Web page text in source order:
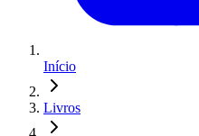
Início
Livros